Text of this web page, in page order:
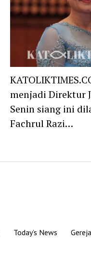
menjadi Direktur
Senin siang ini
Fachrul Razi…
Today’s News Gereja